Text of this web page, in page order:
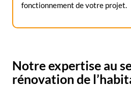
fonctionnement de votre projet.
Notre expertise au
rénovation de